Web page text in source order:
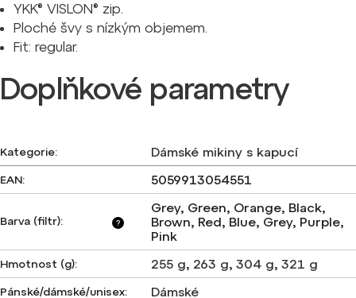
YKK® VISLON® zip.
Ploché švy s nízkým objemem.
Fit: regular.
Doplňkové parametry
Kategorie: Dámské mikiny s kapucí
EAN: 5059913054551
?
Barva (filtr):
Grey, Green, Orange, Black,
Brown, Red, Blue, Grey, Purple,
Pink
Hmotnost (g): 255 g, 263 g, 304 g, 321 g
Pánské/dámské/unisex: Dámské